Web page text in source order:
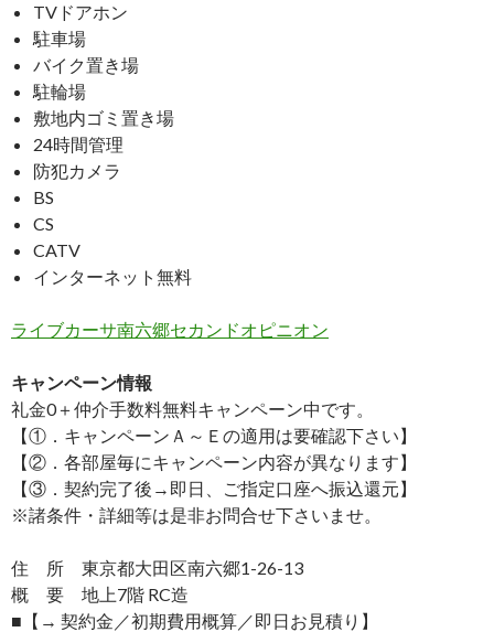
TVドアホン
駐車場
バイク置き場
駐輪場
敷地内ゴミ置き場
24時間管理
防犯カメラ
BS
CS
CATV
インターネット無料
ライブカーサ南六郷セカンドオピニオン
キャンペーン情報
礼金0＋仲介手数料無料キャンペーン中です。
【①．キャンペーンＡ～Ｅの適用は要確認下さい】
【②．各部屋毎にキャンペーン内容が異なります】
【③．契約完了後→即日、ご指定口座へ振込還元】
※諸条件・詳細等は是非お問合せ下さいませ。
住 所 東京都大田区南六郷1-26-13
概 要 地上7階 RC造
■【→ 契約金／初期費用概算／即日お見積り】